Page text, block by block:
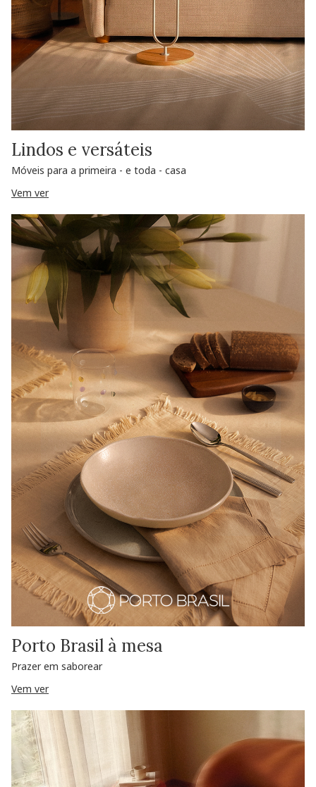
Lindos e versáteis
Móveis para a primeira - e toda - casa
Vem ver
Porto Brasil à mesa
Prazer em saborear
Vem ver